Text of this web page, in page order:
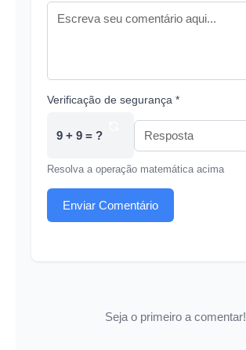
Verificação de segurança *
9 + 9 = ?
Resolva a operação matemática acima
Enviar Comentário
Seja o primeiro a comentar!